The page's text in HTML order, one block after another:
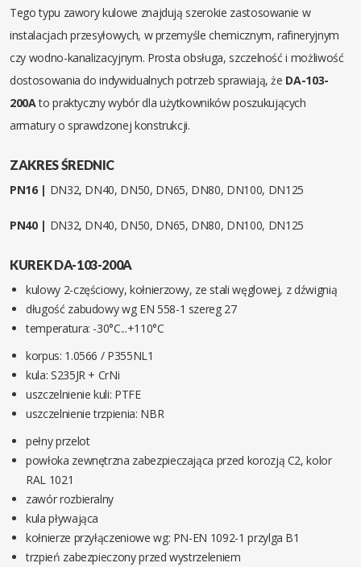
Tego typu zawory kulowe znajdują szerokie zastosowanie w
instalacjach przesyłowych, w przemyśle chemicznym, rafineryjnym
czy wodno-kanalizacyjnym. Prosta obsługa, szczelność i możliwość
dostosowania do indywidualnych potrzeb sprawiają, że DA-103-
200Ato praktyczny wybór dla użytkowników poszukujących
armatury o sprawdzonej konstrukcji.
ZAKRES ŚREDNIC
PN16 | DN32, DN40, DN50, DN65, DN80, DN100, DN125
PN40 | DN32, DN40, DN50, DN65, DN80, DN100, DN125
KUREK DA-103-200A
kulowy 2-częściowy, kołnierzowy, ze stali węglowej, z dźwignią
długość zabudowy wg EN 558-1 szereg 27
temperatura: -30°C...+110°C
korpus: 1.0566 / P355NL1
kula: S235JR + CrNi
uszczelnienie kuli: PTFE
uszczelnienie trzpienia: NBR
pełny przelot
powłoka zewnętrzna zabezpieczająca przed korozją C2, kolor
RAL 1021
zawór rozbieralny
kula pływająca
kołnierze przyłączeniowe wg: PN-EN 1092-1 przylga B1
trzpień zabezpieczony przed wystrzeleniem